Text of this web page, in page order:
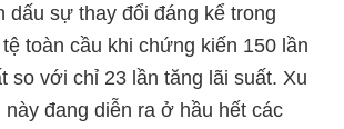
dấu sự thay đổi đáng kể trong
toàn cầu khi chứng kiến 150 lần
so với chỉ 23 lần tăng lãi suất. Xu
đang diễn ra ở hầu hết các